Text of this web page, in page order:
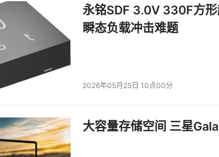
永铭SDF 3.0V 330F方
瞬态负载冲击难题
2026年05月25日 10点00分
大容量存储空间 三星